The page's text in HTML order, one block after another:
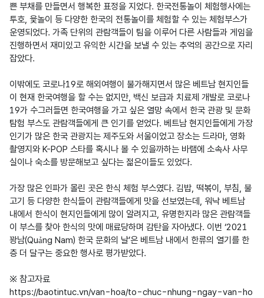
쁜 부채를 만들면서 행복한 표정을 지었다. 한국전통놀이 체험행사에는
투호, 윷놀이 등 다양한 한국의 전통놀이를 체험할 수 있는 체험부스가
운영되었다. 가족 단위의 관람객들이 팀을 이루어 다른 사람들과 게임을
진행하면서 재미있고 유익한 시간을 보낼 수 있는 추억의 공간으로 자리
잡았다.
이밖에도 코로나19로 해외여행이 불가해지면서 많은 베트남 현지인들
이 현재 한국여행을 할 수는 없지만, 백신 보급과 치료제 개발로 코로나
19가 수그러들면 한국여행을 가고 싶은 열망 속에서 한국 관광 및 문화
탐험 부스도 관람객들에게 큰 인기를 얻었다. 베트남 현지인들에게 가장
인기가 많은 한국 관광지는 제주도와 서울이었고 장소는 드라마, 영화
촬영지와 K-POP 스타를 혹시나 볼 수 있을까하는 바램에 소속사 사무
실이나 숙소를 방문해보고 싶다는 젊은이들도 있었다.
가장 많은 인파가 몰린 곳은 한식 체험 부스였다. 김밥, 떡볶이, 부침, 불
고기 등 다양한 한식들이 관람객들에게 맛을 선보였는데, 워낙 베트남
내에서 한식이 현지인들에게 많이 알려지고, 유명한지라 많은 관람객들
이 부스를 찾아 한식의 맛에 매료당하며 감탄을 자아냈다. 이번 ‘2021
꽝남(Quảng Nam) 한국 문화의 날’은 베트남 내에서 한류의 열기를 한
층 더 달구는 중요한 행사로 평가받았다.
※ 참고자료
https://baotintuc.vn/van-hoa/to-chuc-nhung-ngay-van-ho